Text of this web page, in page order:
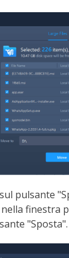
pulsante
finestra
"Sposta".